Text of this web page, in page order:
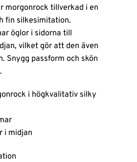
morgonrock tillverkad i en
fin silkesimitation.
öglor i sidorna till
vilket gör att den även
Snygg passform och skön
i högkvalitativ silky
i midjan